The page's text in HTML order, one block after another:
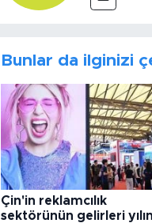
Bunlar da ilginizi
Çin'in reklamcılık
sektörünün gelirleri